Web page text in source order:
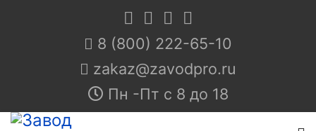
8 (800) 222-65-10
Пн -Пт с 8 до 18